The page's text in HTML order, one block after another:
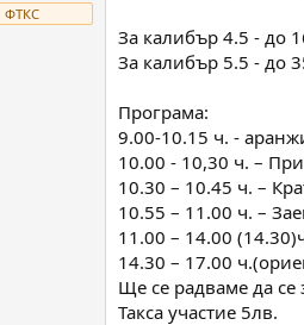
ФТКС
За калибър 4.5 - до
За калибър 5.5 - до
Програма:
9.00-10.15 ч. -
10.00 - 10,30 ч. –
10.30 – 10.45 ч. –
10.55 – 11.00 ч. –
11.00 – 14.00
14.30 – 17.00
Ще се радваме да се
Такса участие 5лв.